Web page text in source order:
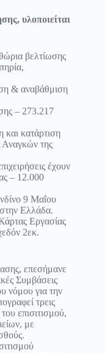
υλοποιείται
βελτίωσης
& αναβάθμιση
– 273.217
κατάρτιση
Αναγκών της
έχουν
– 12.000
9 Μαΐου
Ελλάδα.
Εργασίας
2εκ.
επεσήμανε
Συμβάσεις
νόμου για την
τρεις
επισιτισμού,
με